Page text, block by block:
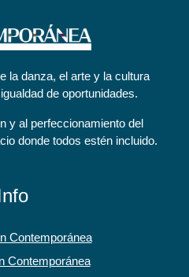
la danza, el arte y la cultura
de oportunidades.
y al perfeccionamiento del
donde todos estén incluido.
Contemporánea
Contemporánea